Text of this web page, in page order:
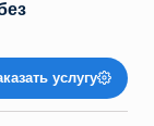
услугу